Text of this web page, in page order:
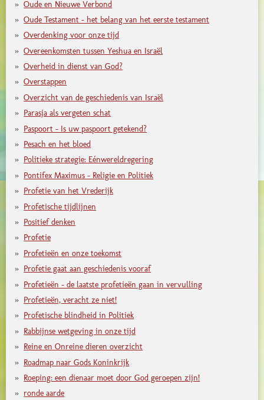
Oude en Nieuwe Verbond
Oude Testament - het belang van het eerste testament
Overdenking voor onze tijd
Overeenkomsten tussen Yeshua en Israël
Overheid in dienst van God?
Overstappen
Overzicht van de geschiedenis van Israël
Parasja als vergeten schat
Paspoort - Is uw paspoort getekend?
Pesach en het bloed
Politieke strategie: Eénwereldregering
Pontifex Maximus - Religie en Politiek
Profetie van het Vrederijk
Profetische tijdlijnen
Positief denken
Profetie
Profetieën en onze toekomst
Profetie gaat aan geschiedenis vooraf
Profetieën - de laatste profetieën gaan in vervulling
Profetieën, veracht ze niet!
Profetische blindheid in Politiek
Rabbijnse wetgeving in onze tijd
Reine en Onreine dieren overzicht
Roadmap naar Gods Koninkrijk
Roeping: een dienaar moet door God geroepen zijn!
ronde aarde